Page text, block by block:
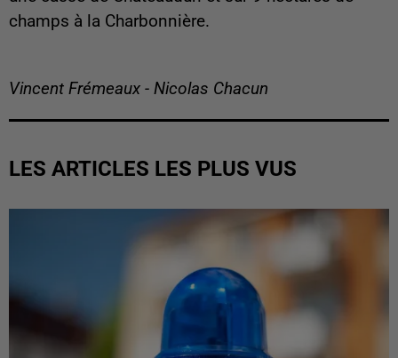
champs à la Charbonnière.
Vincent Frémeaux - Nicolas Chacun
LES ARTICLES LES PLUS VUS